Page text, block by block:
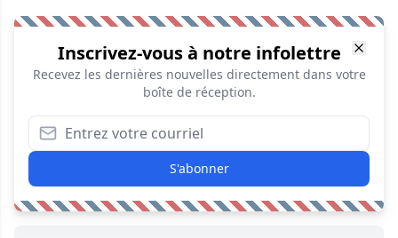
Inscrivez-vous à notre infolettre
Recevez les dernières nouvelles directement dans votre
boîte de réception.
S'abonner